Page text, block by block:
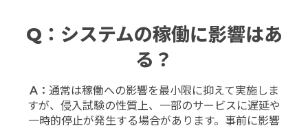
Q：システムの稼働に影響はあ
る？
A： 通常は稼働への影響を最小限に抑えて実施しま
すが、侵入試験の性質上、一部のサービスに遅延や
一時的停止が発生する場合があります。事前に影響